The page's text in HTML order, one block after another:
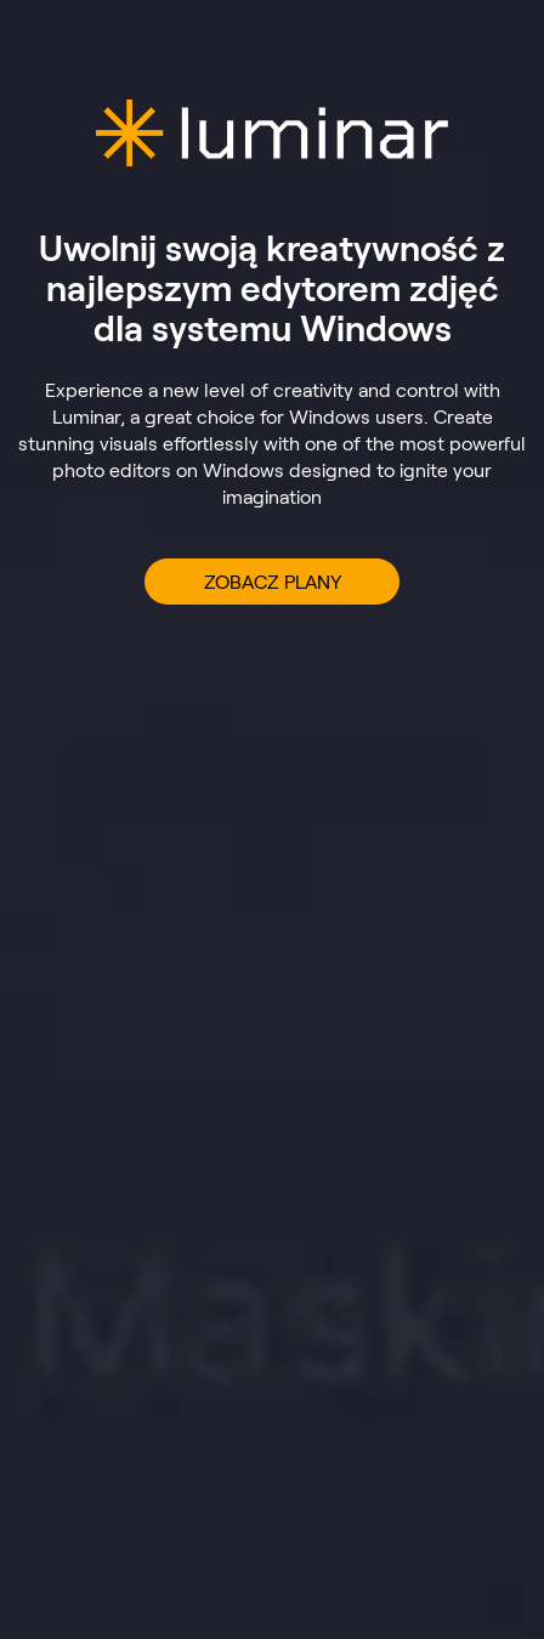
Uwolnij swoją kreatywność z
najlepszym edytorem zdjęć
dla systemu Windows
Experience a new level of creativity and control with
Luminar, a great choice for Windows users. Create
stunning visuals effortlessly with one of the most powerful
photo editors on Windows designed to ignite your
imagination
ZOBACZ PLANY